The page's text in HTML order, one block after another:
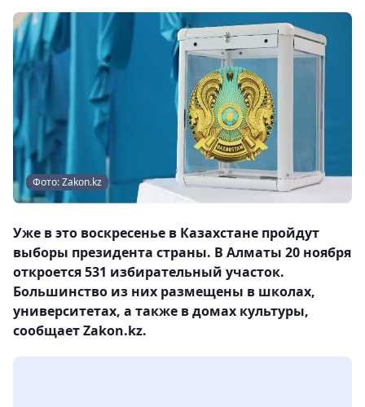
Фото: Zakon.kz
Уже в это воскресенье в Казахстане пройдут
выборы президента страны. В Алматы 20 ноября
откроется 531 избирательный участок.
Большинство из них размещены в школах,
университетах, а также в домах культуры,
сообщает Zakon.kz.